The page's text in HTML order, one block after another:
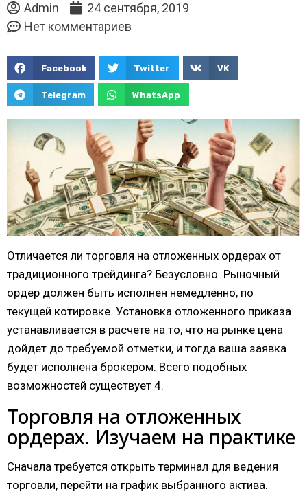
Admin
24 сентября, 2019
Нет комментариев
Facebook Twitter VK
Telegram WhatsApp
Отличается ли торговля на отложенных ордерах от
традиционного трейдинга? Безусловно. Рыночный
ордер должен быть исполнен немедленно, по
текущей котировке. Установка отложенного приказа
устанавливается в расчете на то, что на рынке цена
дойдет до требуемой отметки, и тогда ваша заявка
будет исполнена брокером. Всего подобных
возможностей существует 4.
Торговля на отложенных
ордерах. Изучаем на практике
Сначала требуется открыть терминал для ведения
торговли, перейти на график выбранного актива.